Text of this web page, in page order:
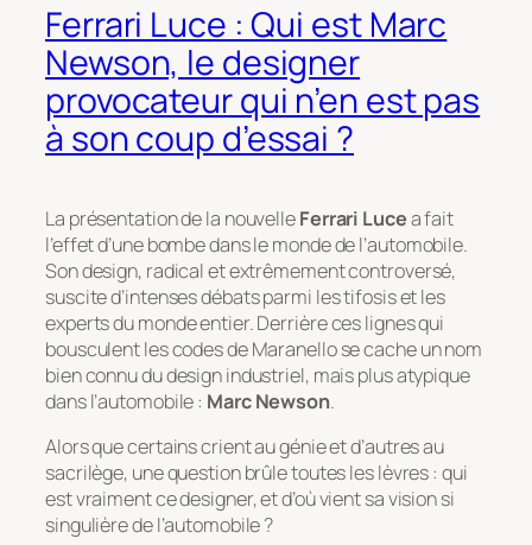
Ferrari Luce : Qui est Marc
Newson, le designer
provocateur qui n’en est pas
à son coup d’essai ?
La présentation de la nouvelleFerrari Lucea fait
l’effet d’une bombe dans le monde de l’automobile.
Son design, radical et extrêmement controversé,
suscite d’intenses débats parmi les tifosis et les
experts du monde entier. Derrière ces lignes qui
bousculent les codes de Maranello se cache un nom
bien connu du design industriel, mais plus atypique
dans l’automobile : Marc Newson.
Alors que certains crient au génie et d’autres au
sacrilège, une question brûle toutes les lèvres : qui
est vraiment ce designer, et d’où vient sa vision si
singulière de l’automobile ?